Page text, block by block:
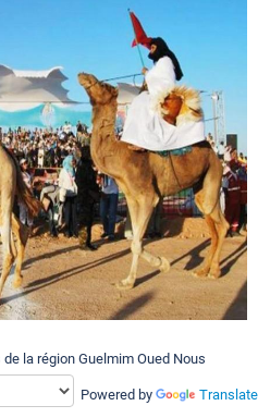
la région Guelmim Oued Nous
Powered by Translate